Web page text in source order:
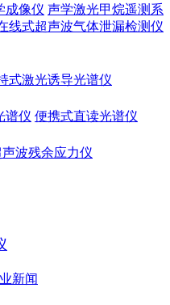
成像仪 声学激光甲烷遥测系
线式超声波气体泄漏检测仪
式激光诱导光谱仪
谱仪 便携式直读光谱仪
声波残余应力仪
新闻